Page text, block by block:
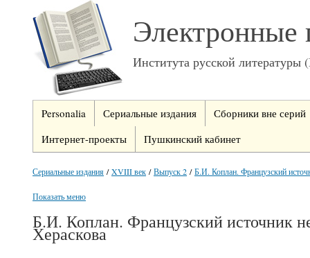
Электронные
Института русской
Personalia Сериальные издания
Сборники вне серий
Интернет-проекты
Пушкинский кабинет
Сериальные издания /XVIII век /Выпуск 2 /Б.И. Коплан. Французский
Показать меню
Б.И. Коплан. Французский источник
Хераскова